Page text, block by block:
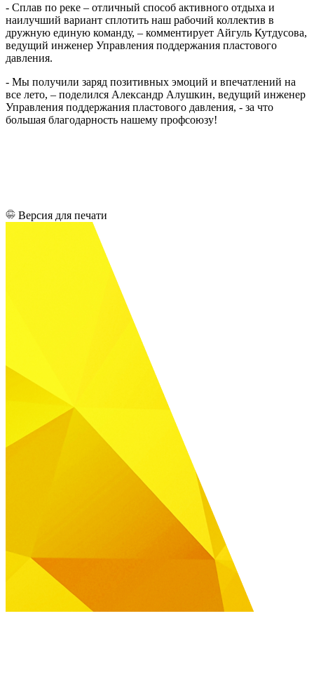
- Сплав по реке – отличный способ активного отдыха и
наилучший вариант сплотить наш рабочий коллектив в
дружную единую команду, – комментирует Айгуль Кутдусова,
ведущий инженер Управления поддержания пластового
давления.
- Мы получили заряд позитивных эмоций и впечатлений на
все лето, – поделился Александр Алушкин, ведущий инженер
Управления поддержания пластового давления, - за что
большая благодарность нашему профсоюзу!
Версия для печати